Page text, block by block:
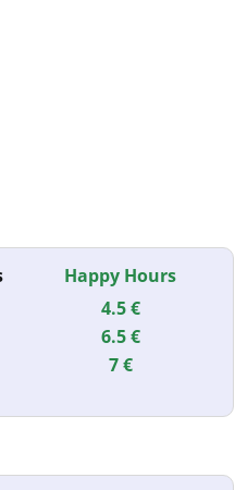
Happy Hours
4.5 €
6.5 €
7 €